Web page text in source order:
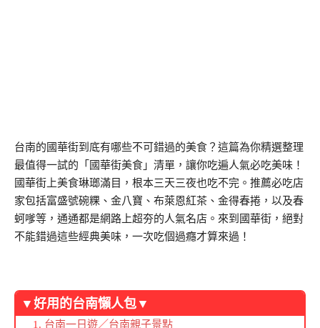
台南的國華街到底有哪些不可錯過的美食？這篇為你精選整理
最值得一試的「國華街美食」清單，讓你吃遍人氣必吃美味！
國華街上美食琳瑯滿目，根本三天三夜也吃不完。推薦必吃店
家包括富盛號碗粿、金八寶、布萊恩紅茶、金得春捲，以及春
蚵嗲等，通通都是網路上超夯的人氣名店。來到國華街，絕對
不能錯過這些經典美味，一次吃個過癮才算來過！
▼好用的台南懶人包▼
台南一日遊／台南親子景點